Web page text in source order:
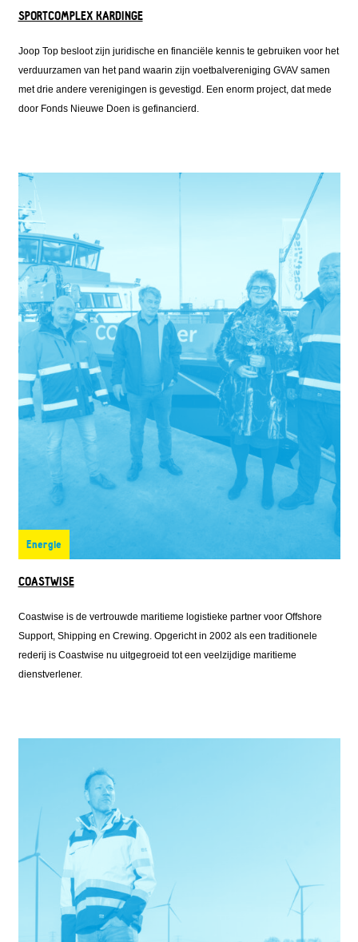
SPORTCOMPLEX KARDINGE
Joop Top besloot zijn juridische en financiële kennis te gebruiken voor het
verduurzamen van het pand waarin zijn voetbalvereniging GVAV samen
met drie andere verenigingen is gevestigd. Een enorm project, dat mede
door Fonds Nieuwe Doen is gefinancierd.
Energie
COASTWISE
Coastwise is de vertrouwde maritieme logistieke partner voor Offshore
Support, Shipping en Crewing. Opgericht in 2002 als een traditionele
rederij is Coastwise nu uitgegroeid tot een veelzijdige maritieme
dienstverlener.